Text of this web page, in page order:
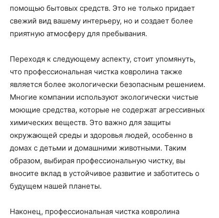
помощью бытовых средств. Это не только придает
свежий вид вашему интерьеру, но и создает более
приятную атмосферу для пребывания.
Переходя к следующему аспекту, стоит упомянуть,
что профессиональная чистка ковролина также
является более экологически безопасным решением.
Многие компании используют экологически чистые
моющие средства, которые не содержат агрессивных
химических веществ. Это важно для защиты
окружающей среды и здоровья людей, особенно в
домах с детьми и домашними животными. Таким
образом, выбирая профессиональную чистку, вы
вносите вклад в устойчивое развитие и заботитесь о
будущем нашей планеты.
Наконец, профессиональная чистка ковролина